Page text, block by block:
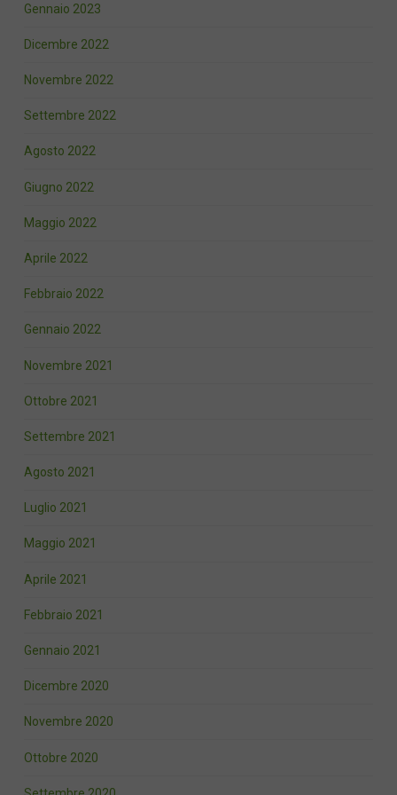
Gennaio 2023
Dicembre 2022
Novembre 2022
Settembre 2022
Agosto 2022
Giugno 2022
Maggio 2022
Aprile 2022
Febbraio 2022
Gennaio 2022
Novembre 2021
Ottobre 2021
Settembre 2021
Agosto 2021
Luglio 2021
Maggio 2021
Aprile 2021
Febbraio 2021
Gennaio 2021
Dicembre 2020
Novembre 2020
Ottobre 2020